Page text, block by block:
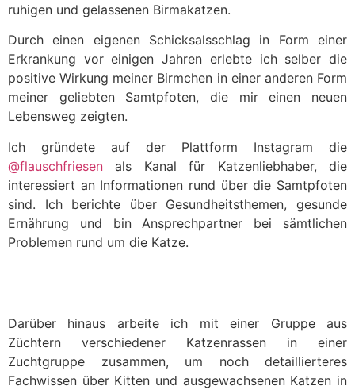
ruhigen und gelassenen Birmakatzen.
Durch einen eigenen Schicksalsschlag in Form einer
Erkrankung vor einigen Jahren erlebte ich selber die
positive Wirkung meiner Birmchen in einer anderen Form
meiner geliebten Samtpfoten, die mir einen neuen
Lebensweg zeigten.
Ich gründete auf der Plattform Instagram die
@flauschfriesen als Kanal für Katzenliebhaber, die
interessiert an Informationen rund über die Samtpfoten
sind. Ich berichte über Gesundheitsthemen, gesunde
Ernährung und bin Ansprechpartner bei sämtlichen
Problemen rund um die Katze.
Darüber hinaus arbeite ich mit einer Gruppe aus
Züchtern verschiedener Katzenrassen in einer
Zuchtgruppe zusammen, um noch detaillierteres
Fachwissen über Kitten und ausgewachsenen Katzen in